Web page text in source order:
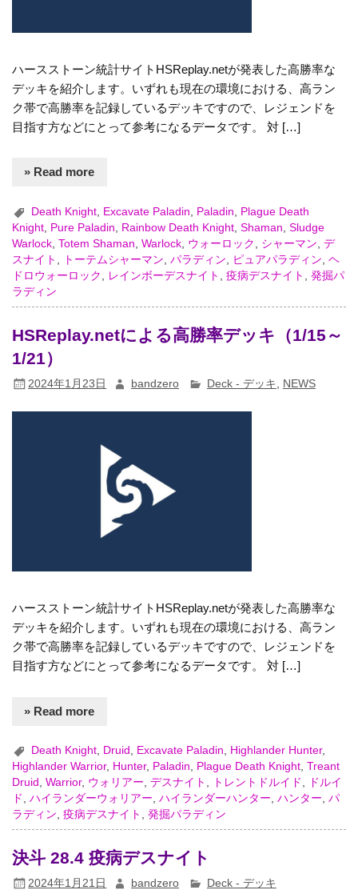
ハースストーン統計サイトHSReplay.netが発表した高勝率な
デッキを紹介します。いずれも現在の環境における、高ラン
ク帯で高勝率を記録しているデッキですので、レジェンドを
目指す方などにとって参考になるデータです。 対 […]
» Read more
Death Knight Excavate Paladin Paladin
Plague Death
Knight, Pure Paladin, Rainbow Death Knight,Shaman,Sludge
Warlock,Totem Shaman,Warlock, ウォーロック , シャーマン,デ
スナイト , トーテムシャーマン,パラディン, ピュアパラディン,ヘ
ドロウォーロック , レインボーデスナイト ,疫病デスナイト ,発掘パ
ラディン
HSReplay.netによる高勝率デッキ（1/15～
1/21）
2024年1月23日 bandzero Deck - デッキ NEWS
ハースストーン統計サイトHSReplay.netが発表した高勝率な
デッキを紹介します。いずれも現在の環境における、高ラン
ク帯で高勝率を記録しているデッキですので、レジェンドを
目指す方などにとって参考になるデータです。 対 […]
» Read more
Death Knight Druid Excavate Paladin Highlander Hunter,
Highlander Warrior, Hunter, Paladin, Plague Death Knight,Treant
Druid ,Warrior, ウォリアー,デスナイト , トレントドルイド ,
ドルイ
ド ,ハイランダーウォリアー,ハイランダーハンター,ハンター,パ
ラディン,疫病デスナイト ,発掘パラディン
決斗 28.4 疫病デスナイト
2024年1月21日 bandzero Deck - デッキ